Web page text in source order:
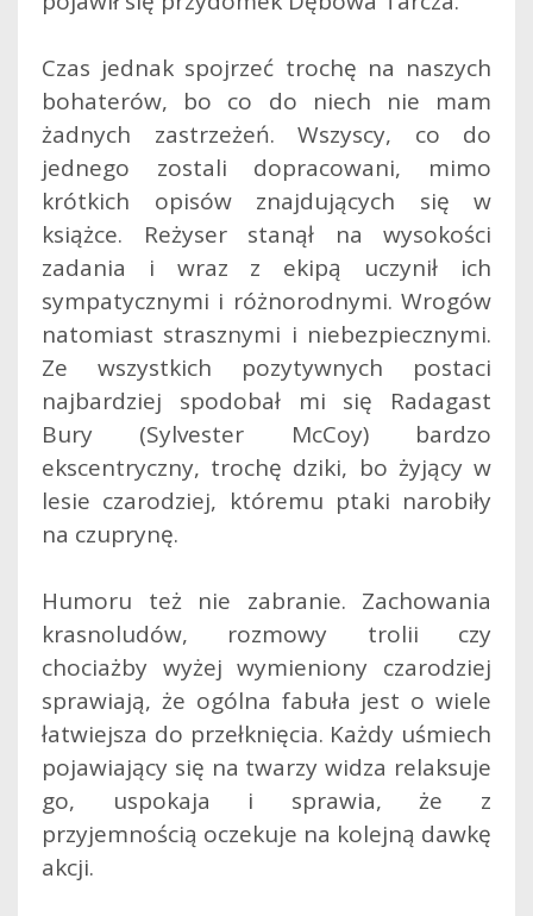
Czas jednak spojrzeć trochę na naszych
bohaterów, bo co do niech nie mam
żadnych zastrzeżeń. Wszyscy, co do
jednego zostali dopracowani, mimo
krótkich opisów znajdujących się w
książce. Reżyser stanął na wysokości
zadania i wraz z ekipą uczynił ich
sympatycznymi i różnorodnymi. Wrogów
natomiast strasznymi i niebezpiecznymi.
Ze wszystkich pozytywnych postaci
najbardziej spodobał mi się Radagast
Bury (Sylvester McCoy) bardzo
ekscentryczny, trochę dziki, bo żyjący w
lesie czarodziej, któremu ptaki narobiły
na czuprynę.
Humoru też nie zabranie. Zachowania
krasnoludów, rozmowy trolii czy
chociażby wyżej wymieniony czarodziej
sprawiają, że ogólna fabuła jest o wiele
łatwiejsza do przełknięcia. Każdy uśmiech
pojawiający się na twarzy widza relaksuje
go, uspokaja i sprawia, że z
przyjemnością oczekuje na kolejną dawkę
akcji.